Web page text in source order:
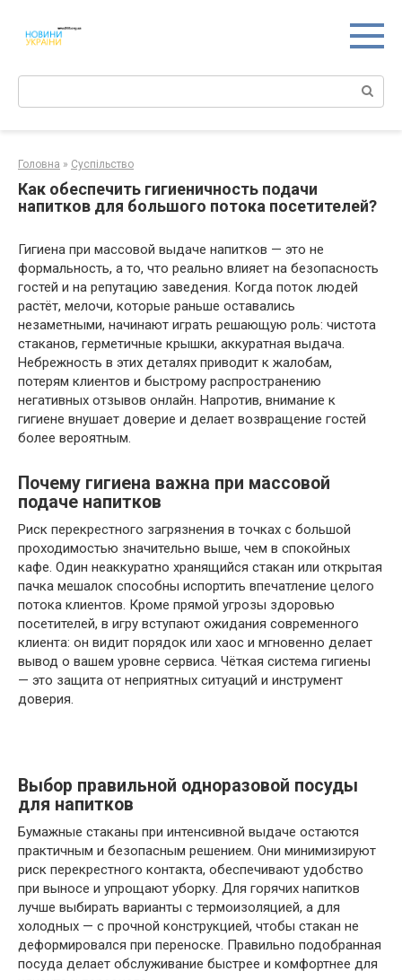
контенту
Поиск:
Головна » Суспільство
Как обеспечить гигиеничность подачи
напитков для большого потока посетителей?
Гигиена при массовой выдаче напитков — это не
формальность, а то, что реально влияет на безопасность
гостей и на репутацию заведения. Когда поток людей
растёт, мелочи, которые раньше оставались
незаметными, начинают играть решающую роль: чистота
стаканов, герметичные крышки, аккуратная выдача.
Небрежность в этих деталях приводит к жалобам,
потерям клиентов и быстрому распространению
негативных отзывов онлайн. Напротив, внимание к
гигиене внушает доверие и делает возвращение гостей
более вероятным.
Почему гигиена важна при массовой
подаче напитков
Риск перекрестного загрязнения в точках с большой
проходимостью значительно выше, чем в спокойных
кафе. Один неаккуратно хранящийся стакан или открытая
пачка мешалок способны испортить впечатление целого
потока клиентов. Кроме прямой угрозы здоровью
посетителей, в игру вступают ожидания современного
клиента: он видит порядок или хаос и мгновенно делает
вывод о вашем уровне сервисa. Чёткая система гигиены
— это защита от неприятных ситуаций и инструмент
доверия.
Выбор правильной одноразовой посуды
для напитков
Бумажные стаканы при интенсивной выдаче остаются
практичным и безопасным решением. Они минимизируют
риск перекрестного контакта, обеспечивают удобство
при выносе и упрощают уборку. Для горячих напитков
лучше выбирать варианты с термоизоляцией, а для
холодных — с прочной конструкцией, чтобы стакан не
деформировался при переноске. Правильно подобранная
посуда делает обслуживание быстрее и комфортнее для